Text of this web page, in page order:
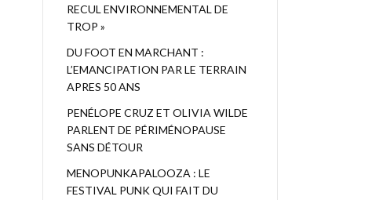
RECUL ENVIRONNEMENTAL DE
TROP »
DU FOOT EN MARCHANT :
L’EMANCIPATION PAR LE TERRAIN
APRES 50 ANS
PENÉLOPE CRUZ ET OLIVIA WILDE
PARLENT DE PÉRIMÉNOPAUSE
SANS DÉTOUR
MENOPUNKAPALOOZA : LE
FESTIVAL PUNK QUI FAIT DU